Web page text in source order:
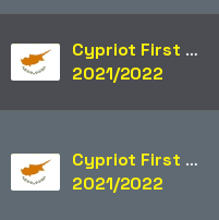
Cypriot First Division
2021/2022
Cypriot First Division
2021/2022